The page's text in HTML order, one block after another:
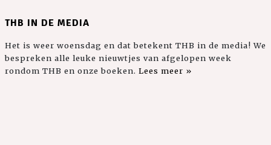
THB IN DE MEDIA
Het is weer woensdag en dat betekent THB in de media! We
bespreken alle leuke nieuwtjes van afgelopen week
rondom THB en onze boeken. Lees meer »